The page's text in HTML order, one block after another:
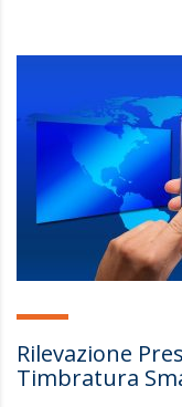
Rilevazione
Timbratura